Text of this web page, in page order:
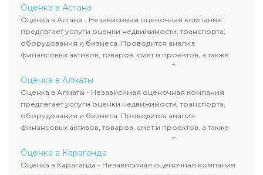
определяют рыночную стоимость имущества и
рассчитывают ущерб. Все отчеты соответствуют
требованиям законодательства и используются для
сделок, кредитования и судебных процессов.
Оценка в Астана
Оценка в Астана - Независимая оценочная компания
предлагает услуги оценки недвижимости, транспорта,
оборудования и бизнеса. Проводится анализ
финансовых активов, товаров, смет и проектов, а также
оценка животных и недропользования. Эксперты
определяют рыночную стоимость имущества и
рассчитывают ущерб. Все отчеты соответствуют
требованиям законодательства и используются для
сделок, кредитования и судебных процессов.
Оценка в Алматы
Оценка в Алматы - Независимая оценочная компания
предлагает услуги оценки недвижимости, транспорта,
оборудования и бизнеса. Проводится анализ
финансовых активов, товаров, смет и проектов, а также
оценка животных и недропользования. Эксперты
определяют рыночную стоимость имущества и
рассчитывают ущерб. Все отчеты соответствуют
Оценка в Караганда
Оценка в Караганда - Независимая оценочная компания